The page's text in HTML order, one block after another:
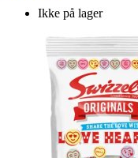
Ikke på lager